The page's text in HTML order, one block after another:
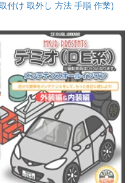
付け 取外し 方法 手順 作業)